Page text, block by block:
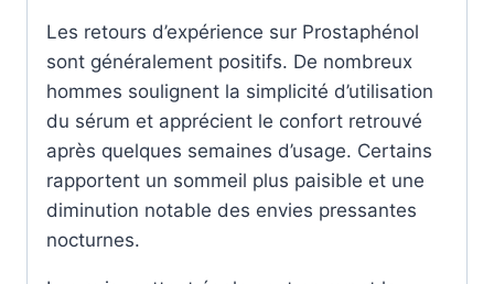
Les retours d’expérience sur Prostaphénol
sont généralement positifs. De nombreux
hommes soulignent la simplicité d’utilisation
du sérum et apprécient le confort retrouvé
après quelques semaines d’usage. Certains
rapportent un sommeil plus paisible et une
diminution notable des envies pressantes
nocturnes.